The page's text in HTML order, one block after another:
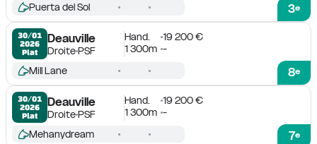
3e
Puerta del Sol
30/01
2026
Plat
Deauville
DroitePSF
Hand.
19 200 €
1 300m -
8e
Mill Lane
30/01
2026
Plat
Deauville
DroitePSF
Hand.
19 200 €
1 300m -
7e
Mehanydream